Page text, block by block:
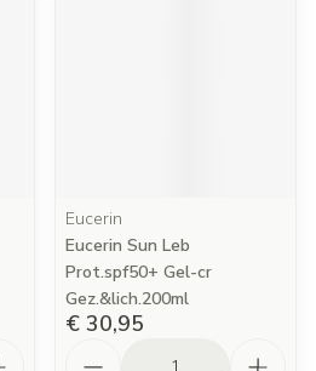
Eucerin
Eucerin Sun Leb
Prot.spf50+ Gel-cr
Gez.&lich.200ml
€ 30,95